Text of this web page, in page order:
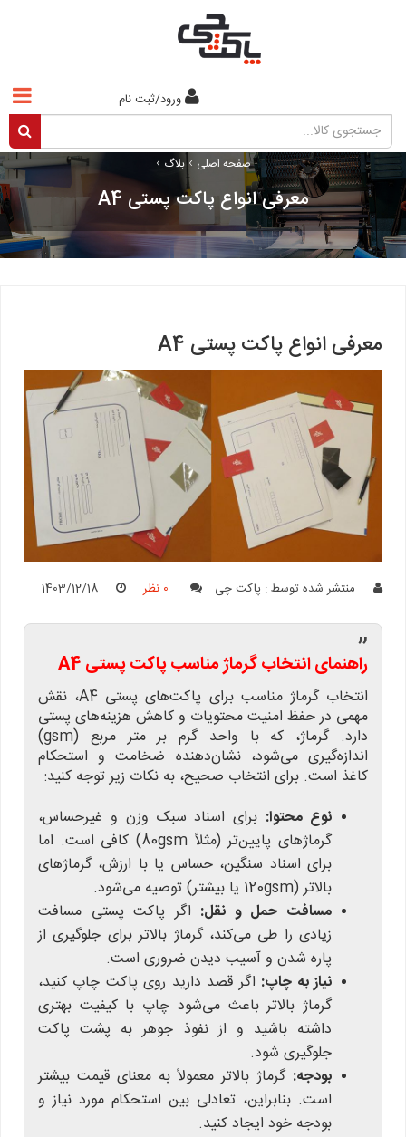
ورود/ثبت نام
صفحه اصلی › بلاگ ›
معرفی انواع پاکت پستی A4
معرفی انواع پاکت پستی A4
منتشر شده توسط : پاکت چی 0 نظر 1403/12/18
”
راهنمای انتخاب گرماژ مناسب پاکت پستی A4
انتخاب گرماژ مناسب برای پاکت‌های پستی A4، نقش
مهمی در حفظ امنیت محتویات و کاهش هزینه‌های پستی
دارد. گرماژ، که با واحد گرم بر متر مربع (gsm)
اندازه‌گیری می‌شود، نشان‌دهنده ضخامت و استحکام
کاغذ است. برای انتخاب صحیح، به نکات زیر توجه کنید:
نوع محتوا: برای اسناد سبک وزن و غیرحساس،
گرماژهای پایین‌تر (مثلاً 80gsm) کافی است. اما
برای اسناد سنگین، حساس یا با ارزش، گرماژهای
بالاتر (120gsm یا بیشتر) توصیه می‌شود.
مسافت حمل و نقل: اگر پاکت پستی مسافت
زیادی را طی می‌کند، گرماژ بالاتر برای جلوگیری از
پاره شدن و آسیب دیدن ضروری است.
نیاز به چاپ: اگر قصد دارید روی پاکت چاپ کنید،
گرماژ بالاتر باعث می‌شود چاپ با کیفیت بهتری
داشته باشید و از نفوذ جوهر به پشت پاکت
جلوگیری شود.
بودجه: گرماژ بالاتر معمولاً به معنای قیمت بیشتر
است. بنابراین، تعادلی بین استحکام مورد نیاز و
بودجه خود ایجاد کنید.